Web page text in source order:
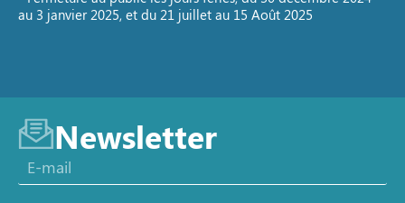
au 3 janvier 2025, et du 21 juillet au 15 Août 2025
Newsletter